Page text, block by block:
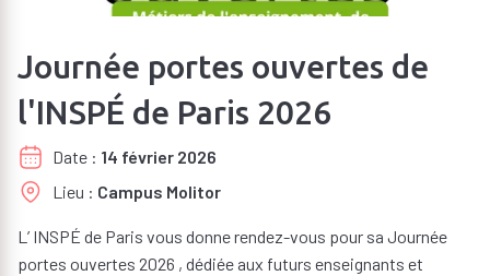
Journée portes ouvertes de
l'INSPÉ de Paris 2026
Date
14 février 2026
Lieu
Campus Molitor
L’ INSPÉ de Paris vous donne rendez-vous pour sa Journée
portes ouvertes 2026 , dédiée aux futurs enseignants et